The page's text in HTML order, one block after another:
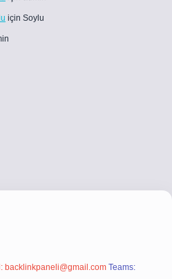
için Soylu
yeni giriş
backlinkpaneli@gmail.com Teams: